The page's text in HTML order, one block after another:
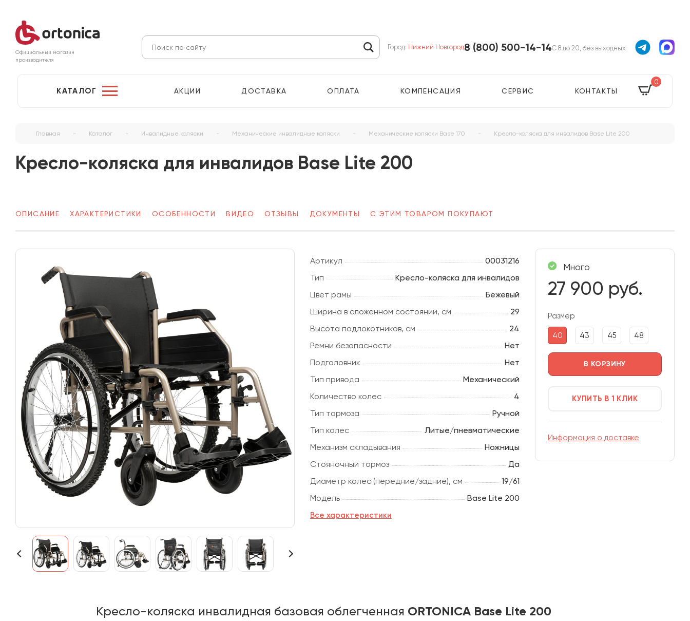
Официальный магазин
производителя
Город: Нижний Новгород8 (800) 500-14-14С 8 до 20, без выходных
КАТАЛОГ АКЦИИ ДОСТАВКА ОПЛАТА КОМПЕНСАЦИЯ СЕРВИС КОНТАКТЫ
0
Главная - Каталог - Инвалидные коляски - Механические инвалидные коляски - Механические коляски Base 170 - Кресло-коляска для инвалидов Base Lite 200
Кресло-коляска для инвалидов Base Lite 200
ОПИСАНИЕ ХАРАКТЕРИСТИКИ ОСОБЕННОСТИ ВИДЕО ОТЗЫВЫ ДОКУМЕНТЫ С ЭТИМ ТОВАРОМ ПОКУПАЮТ
Артикул
00031216
Тип
Кресло-коляска для инвалидов
Цвет рамы
Бежевый
Ширина в сложенном состоянии, см
29
Высота подлокотников, см
24
Ремни безопасности
Нет
Подголовник
Нет
Тип привода
Механический
Количество колес
4
Тип тормоза
Ручной
Тип колес
Литые/пневматические
Механизм складывания
Ножницы
Стояночный тормоз
Да
Диаметр колес (передние/задние), см
19/61
Модель
Base Lite 200
Все характеристики
Много
27 900 руб.
Размер
40 43 45 48
В КОРЗИНУ
КУПИТЬ В 1 КЛИК
Информация о доставке
Кресло-коляска инвалидная базовая облегченная ORTONICA Base Lite 200